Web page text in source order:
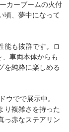
カーブームの火付
頃、夢中になって
能も抜群です。ロ
、車両本体からも
を純粋に楽しめる
ウでで展示中。
り複雑さを持った
っ赤なステアリン